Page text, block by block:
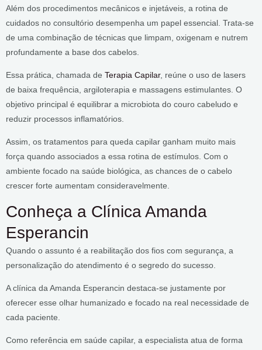
Além dos procedimentos mecânicos e injetáveis, a rotina de
cuidados no consultório desempenha um papel essencial. Trata-se
de uma combinação de técnicas que limpam, oxigenam e nutrem
profundamente a base dos cabelos.
Essa prática, chamada de Terapia Capilar, reúne o uso de lasers
de baixa frequência, argiloterapia e massagens estimulantes. O
objetivo principal é equilibrar a microbiota do couro cabeludo e
reduzir processos inflamatórios.
Assim, os tratamentos para queda capilar ganham muito mais
força quando associados a essa rotina de estímulos. Com o
ambiente focado na saúde biológica, as chances de o cabelo
crescer forte aumentam consideravelmente.
Conheça a Clínica Amanda
Esperancin
Quando o assunto é a reabilitação dos fios com segurança, a
personalização do atendimento é o segredo do sucesso.
A clínica da Amanda Esperancin destaca-se justamente por
oferecer esse olhar humanizado e focado na real necessidade de
cada paciente.
Como referência em saúde capilar, a especialista atua de forma